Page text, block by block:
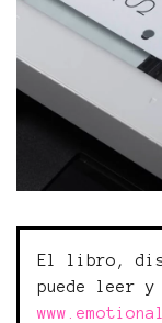
El libro,
puede leer y